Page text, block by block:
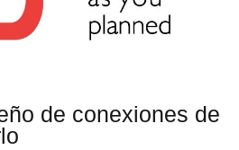
de conexiones de